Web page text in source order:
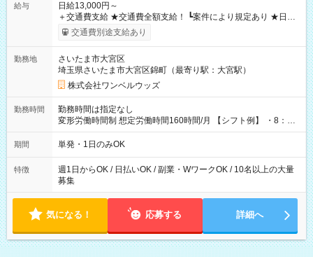
給与
日給13,000円～
＋交通費支給 ★交通費全額支給！ ┗案件により規定あり ★日払
いOK！（規定あり） ┗働いたその日に現金GET♪ お仕事後はコ
ンビニATMから 日払い分を引き落とせます！ 【試用期間】試
交通費別途支給あり
勤務地
さいたま市大宮区
埼玉県さいたま市大宮区錦町（最寄り駅：大宮駅）
株式会社ワンベルウッズ
勤務時間
勤務時間は指定なし
変形労働時間制 想定労働時間160時間/月 【シフト例】 ・8：00
～21：00
期間 単発・1日のみOK
特徴
週1日からOK / 日払いOK / 副業・WワークOK / 10名以上の大量
募集
気になる！ 応募する 詳細へ